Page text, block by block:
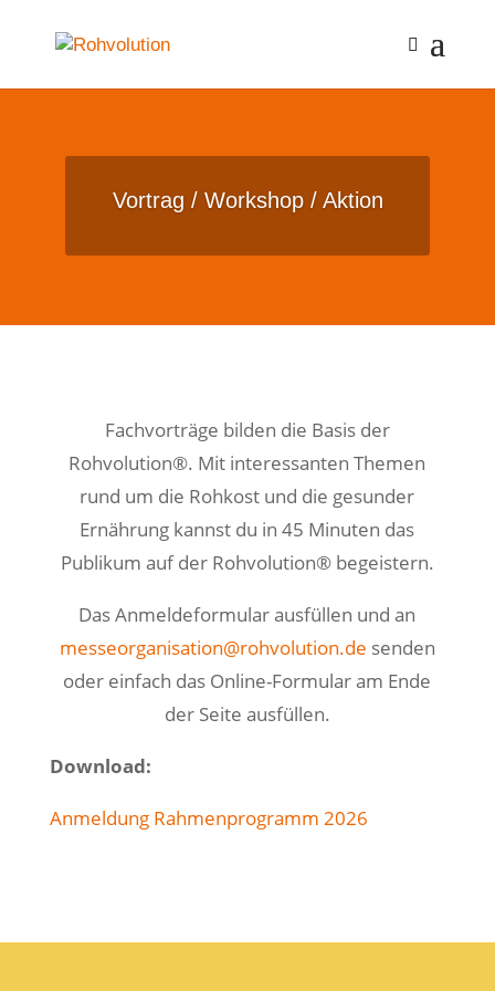
Vortrag / Workshop / Aktion
Fachvorträge bilden die Basis der
Rohvolution®. Mit interessanten Themen
rund um die Rohkost und die gesunder
Ernährung kannst du in 45 Minuten das
Publikum auf der Rohvolution® begeistern.
Das Anmeldeformular ausfüllen und an
messeorganisation@rohvolution.de senden
oder einfach das Online-Formular am Ende
der Seite ausfüllen.
Download:
Anmeldung Rahmenprogramm 2026